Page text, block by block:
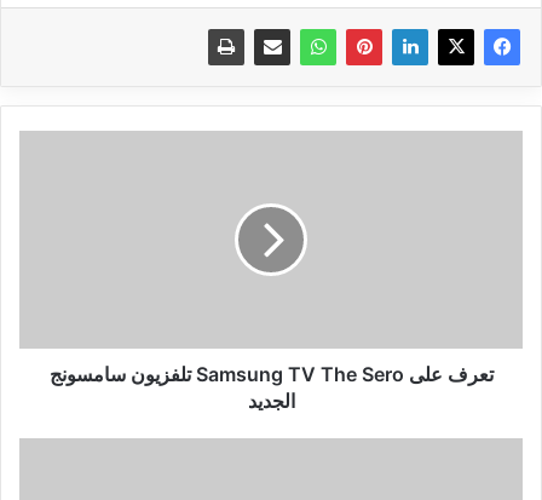
الجديد
تعرف على Samsung TV The Sero تلفزيون سامسونج
الجديد